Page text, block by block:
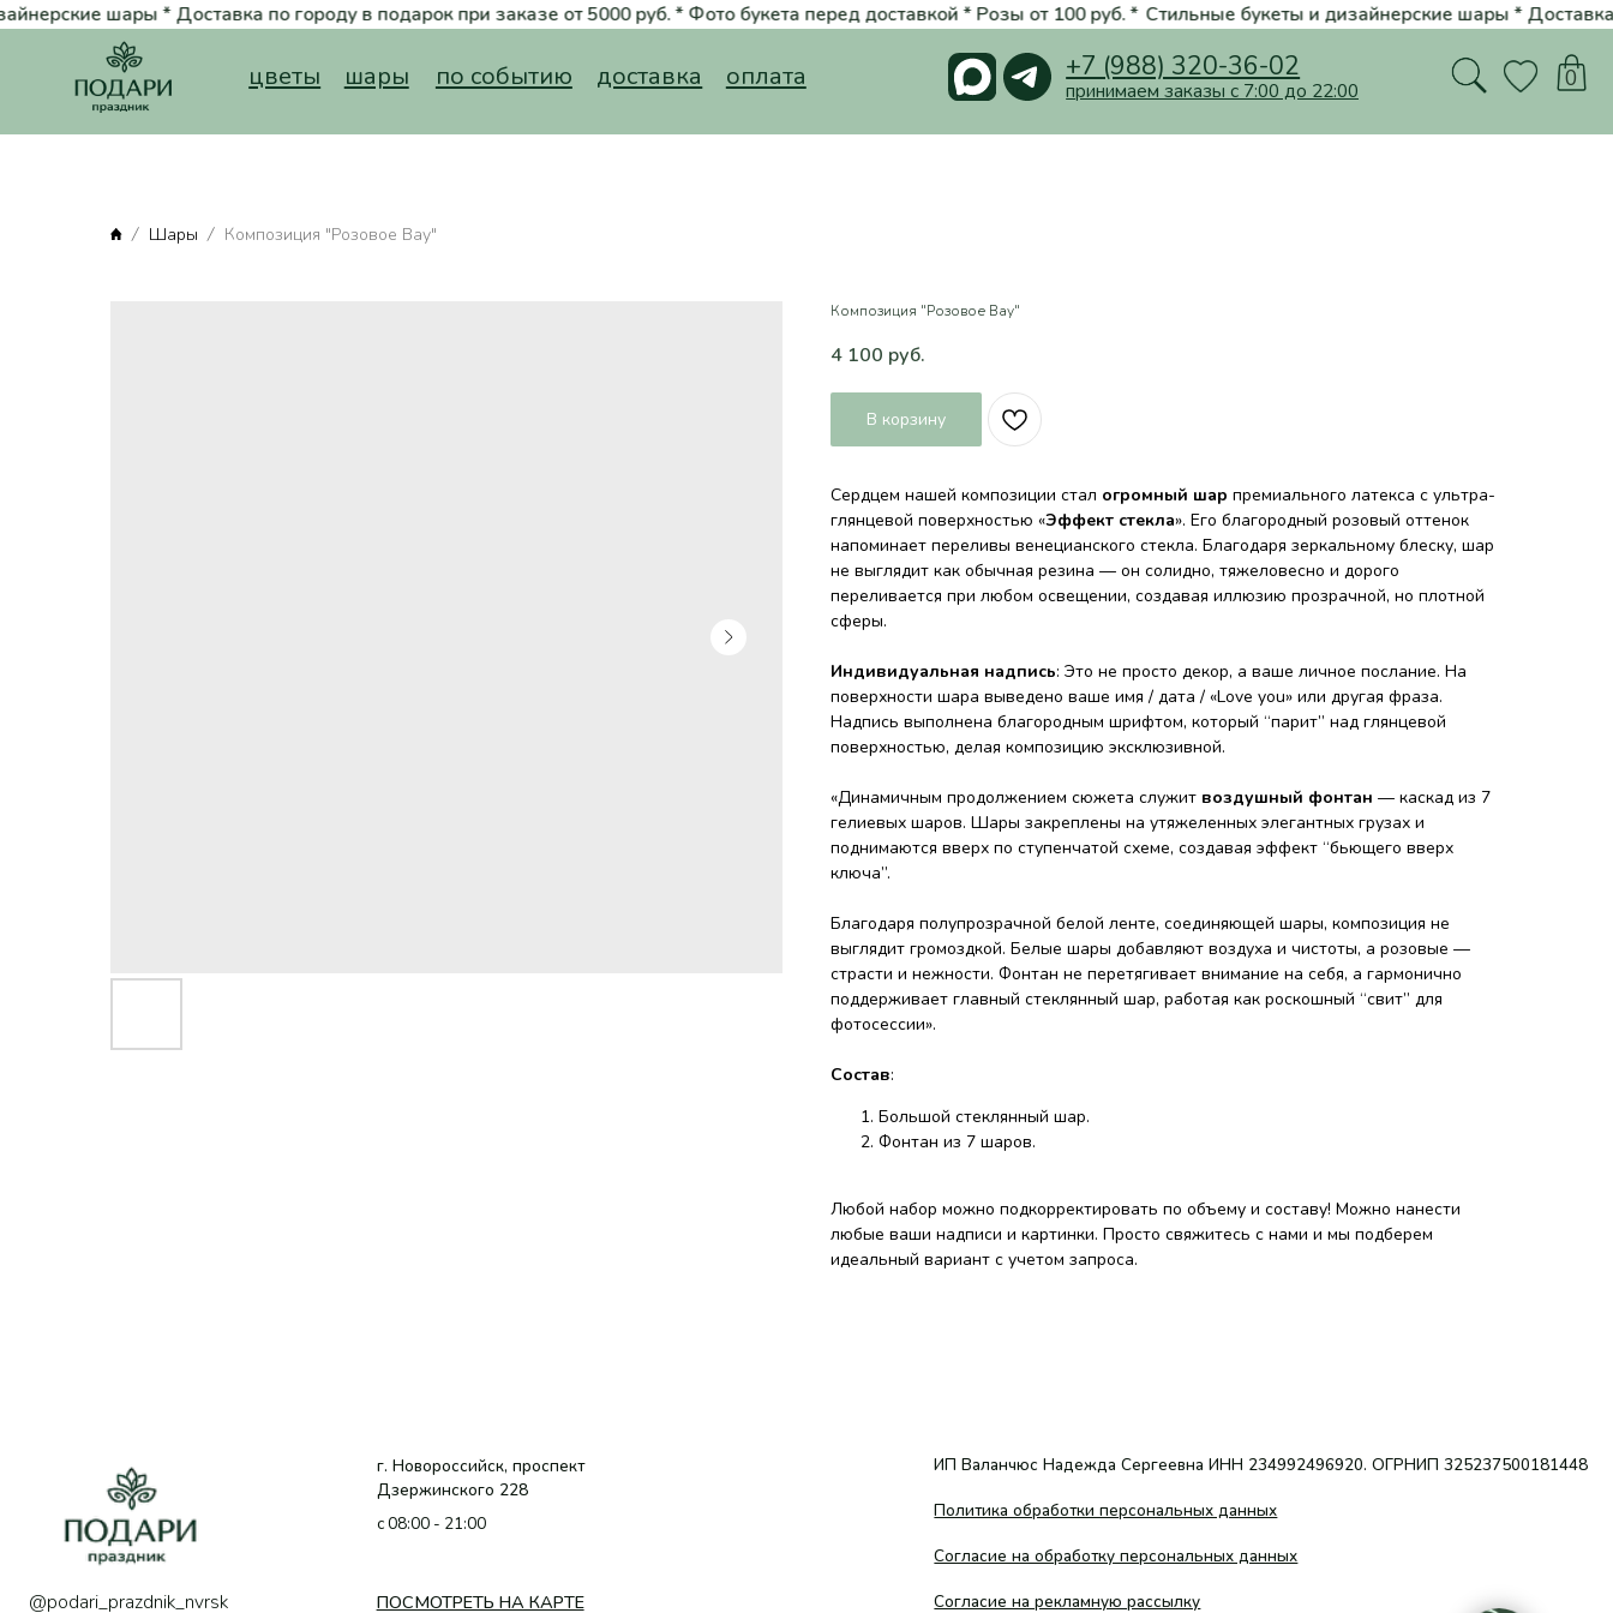
шары * Доставка по городу в подарок при заказе от 5000 руб. * Фото букета перед доставкой * Розы от 100 руб. * Стильные букеты и дизайнерские шары * Доставка по городу в подарок
принимаем заказы с 7:00 до 22:00
+7 (988) 320-36-02
оплата
доставка
по событию
шары
цветы
Вернуться на главную
Шары Композиция "Розовое Вау"
Композиция "Розовое Вау"
4 100 руб.
В корзину
Сердцем нашей композиции стал огромный шар премиального латекса с ультра-
глянцевой поверхностью «Эффект стекла». Его благородный розовый оттенок
напоминает переливы венецианского стекла. Благодаря зеркальному блеску, шар
не выглядит как обычная резина — он солидно, тяжеловесно и дорого
переливается при любом освещении, создавая иллюзию прозрачной, но плотной
сферы.
Индивидуальная надпись: Это не просто декор, а ваше личное послание. На
поверхности шара выведено ваше имя / дата / «Love you» или другая фраза.
Надпись выполнена благородным шрифтом, который “парит” над глянцевой
поверхностью, делая композицию эксклюзивной.
«Динамичным продолжением сюжета служит воздушный фонтан — каскад из 7
гелиевых шаров. Шары закреплены на утяжеленных элегантных грузах и
поднимаются вверх по ступенчатой схеме, создавая эффект “бьющего вверх
ключа”.
Благодаря полупрозрачной белой ленте, соединяющей шары, композиция не
выглядит громоздкой. Белые шары добавляют воздуха и чистоты, а розовые —
страсти и нежности. Фонтан не перетягивает внимание на себя, а гармонично
поддерживает главный стеклянный шар, работая как роскошный “свит” для
фотосессии».
Состав:
Большой стеклянный шар.
Фонтан из 7 шаров.
Любой набор можно подкорректировать по объему и составу! Можно нанести
любые ваши надписи и картинки. Просто свяжитесь с нами и мы подберем
идеальный вариант с учетом запроса.